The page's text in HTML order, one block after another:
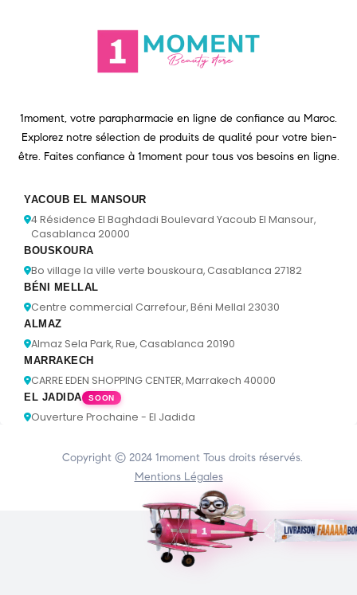
1moment, votre parapharmacie en ligne de confiance au Maroc.
Explorez notre sélection de produits de qualité pour votre bien-
être. Faites confiance à 1moment pour tous vos besoins en ligne.
YACOUB EL MANSOUR
4 Résidence El Baghdadi Boulevard Yacoub El Mansour,
Casablanca 20000
BOUSKOURA
Bo village la ville verte bouskoura, Casablanca 27182
BÉNI MELLAL
Centre commercial Carrefour, Béni Mellal 23030
ALMAZ
Almaz Sela Park, Rue, Casablanca 20190
MARRAKECH
CARRE EDEN SHOPPING CENTER, Marrakech 40000
EL JADIDA SOON
Ouverture Prochaine - El Jadida
Copyright © 2024 1moment Tous droits réservés.
Mentions Légales